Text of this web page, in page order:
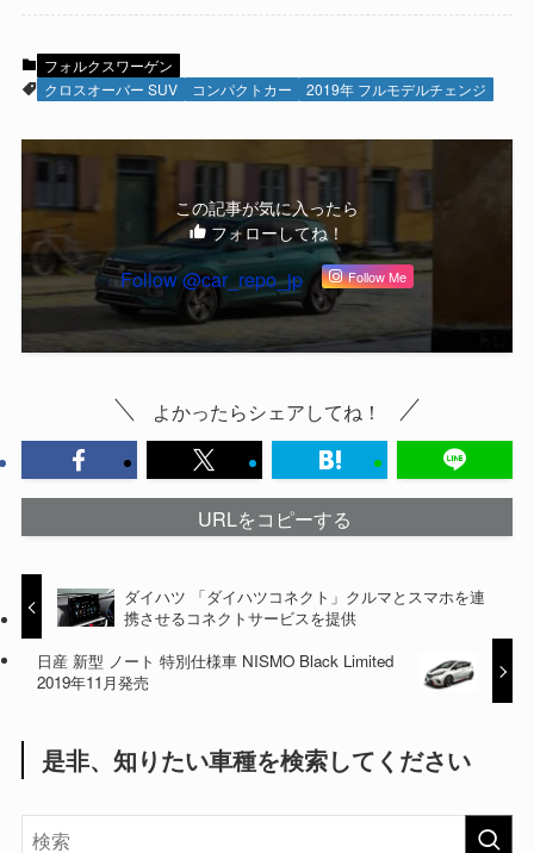
フォルクスワーゲン
クロスオーバー SUV
コンパクトカー 2019年 フルモデルチェンジ
この記事が気に入ったら
フォローしてね！
Follow @car_repo_jp Follow Me
よかったらシェアしてね！
URLをコピーする
ダイハツ 「ダイハツコネクト」クルマとスマホを連
携させるコネクトサービスを提供
日産 新型 ノート 特別仕様車 NISMO Black Limited
2019年11月発売
是非、知りたい車種を検索してください